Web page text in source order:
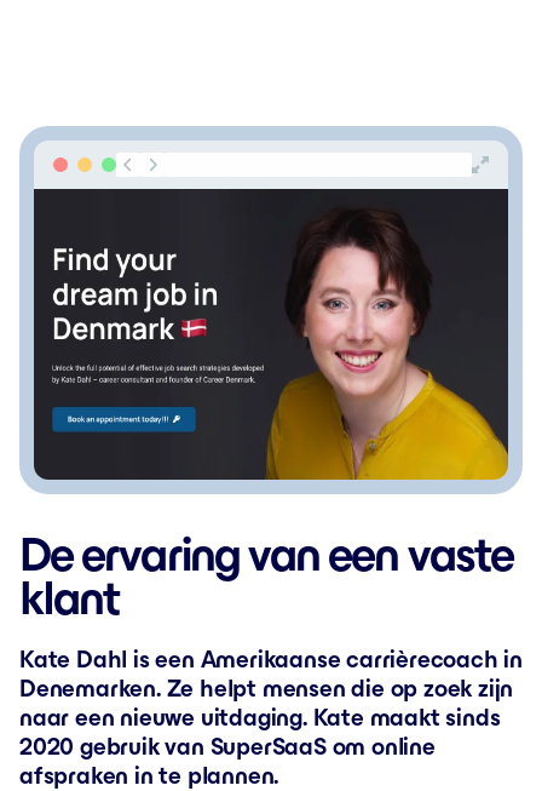
De ervaring van een vaste
klant
Kate Dahl is een Amerikaanse carrièrecoach in
Denemarken. Ze helpt mensen die op zoek zijn
naar een nieuwe uitdaging. Kate maakt sinds
2020 gebruik van SuperSaaS om online
afspraken in te plannen.